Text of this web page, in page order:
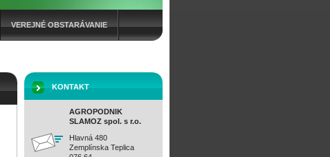
VEREJNÉ OBSTARÁVANIE
KONTAKT
AGROPODNIK
SLAMOZ spol. s r.o.
Hlavná 480
Zemplínska Teplica